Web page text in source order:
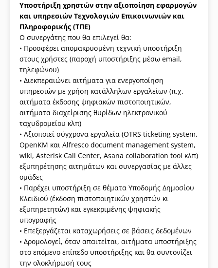
Υποστήριξη χρηστών στην αξιοποίηση εφαρμογών
και υπηρεσιών Τεχνολογιών Επικοινωνιών και
Πληροφορικής (ΤΠΕ)
Ο συνεργάτης που θα επιλεγεί θα:
• Προσφέρει απομακρυσμένη τεχνική υποστήριξη
στους χρήστες (παροχή υποστήριξης μέσω email,
τηλεφώνου)
• Διεκπεραιώνει αιτήματα για ενεργοποίηση
υπηρεσιών με χρήση κατάλληλων εργαλείων (π.χ.
αιτήματα έκδοσης ψηφιακών πιστοποιητικών,
αιτήματα διαχείρισης θυρίδων ηλεκτρονικού
ταχυδρομείου κλπ)
• Αξιοποιεί σύγχρονα εργαλεία (OTRS ticketing system,
OpenKM και Alfresco document management system,
wiki, Asterisk Call Center, Asana collaboration tool κλπ)
εξυπηρέτησης αιτημάτων και συνεργασίας με άλλες
ομάδες
• Παρέχει υποστήριξη σε θέματα Υποδομής Δημοσίου
Κλειδιού (έκδοση πιστοποιητικών χρηστών κι
εξυπηρετητών) και εγκεκριμένης ψηφιακής
υπογραφής
• Επεξεργάζεται καταχωρήσεις σε βάσεις δεδομένων
• Δρομολογεί, όταν απαιτείται, αιτήματα υποστήριξης
στο επόμενο επίπεδο υποστήριξης και θα συντονίζει
την ολοκλήρωσή τους